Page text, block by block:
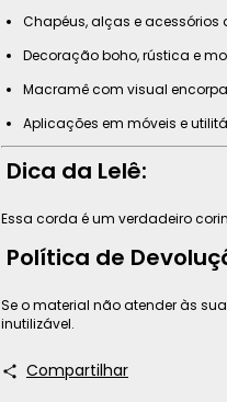
Chapéus, alças e acessórios
Decoração boho, rústica e
Macramê com visual
Aplicações em móveis e
Dica da Lelê:
Essa corda é um verdadeiro
Política de
Se o material não atender às
inutilizável.
Compartilhar